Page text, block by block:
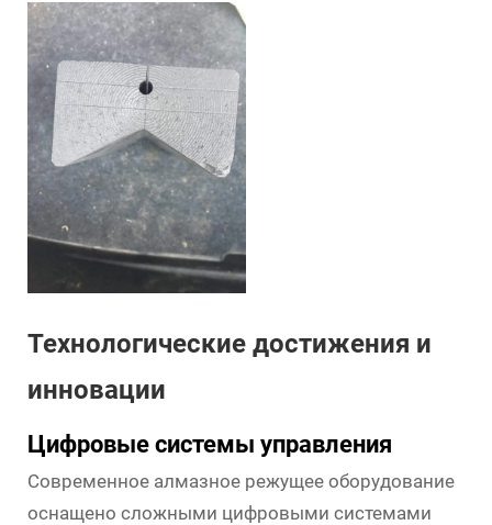
Технологические достижения и
инновации
Цифровые системы управления
Современное алмазное режущее оборудование
оснащено сложными цифровыми системами